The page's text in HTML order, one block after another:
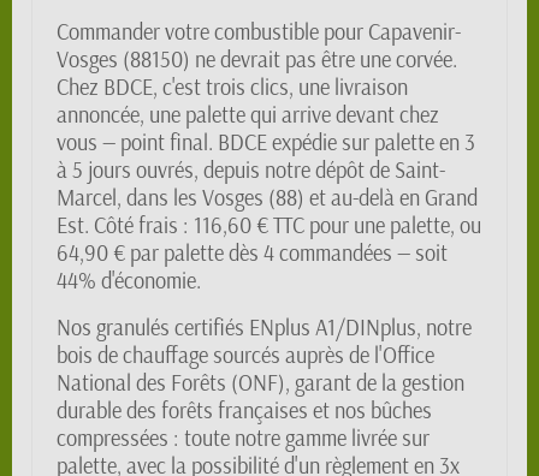
Commander votre combustible pour Capavenir-
Vosges (88150) ne devrait pas être une corvée.
Chez BDCE, c'est trois clics, une livraison
annoncée, une palette qui arrive devant chez
vous — point final. BDCE expédie sur palette en 3
à 5 jours ouvrés, depuis notre dépôt de Saint-
Marcel, dans les Vosges (88) et au-delà en Grand
Est. Côté frais : 116,60 € TTC pour une palette, ou
64,90 € par palette dès 4 commandées — soit
44% d'économie.
Nos granulés certifiés ENplus A1/DINplus, notre
bois de chauffage sourcés auprès de l'Office
National des Forêts (ONF), garant de la gestion
durable des forêts françaises et nos bûches
compressées : toute notre gamme livrée sur
palette, avec la possibilité d'un règlement en 3x